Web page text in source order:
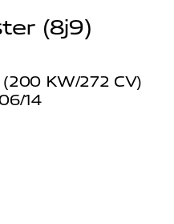
(8j9)
KW/272 CV)
14